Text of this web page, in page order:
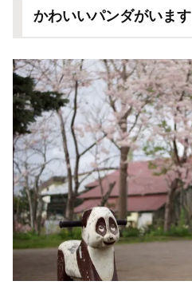
かわいいパンダがいます